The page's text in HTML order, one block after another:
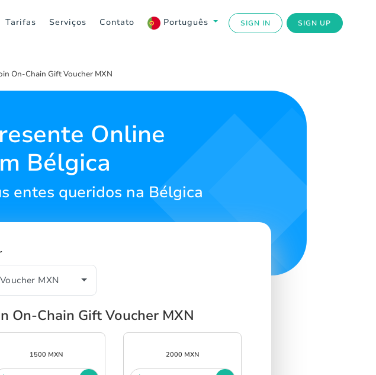
Tarifas Serviços Contato Português SIGN IN SIGN UP
On-Chain Gift Voucher MXN
Online
Bélgica
entes queridos na Bélgica
On-Chain Gift Voucher MXN
1500 MXN 2000 MXN